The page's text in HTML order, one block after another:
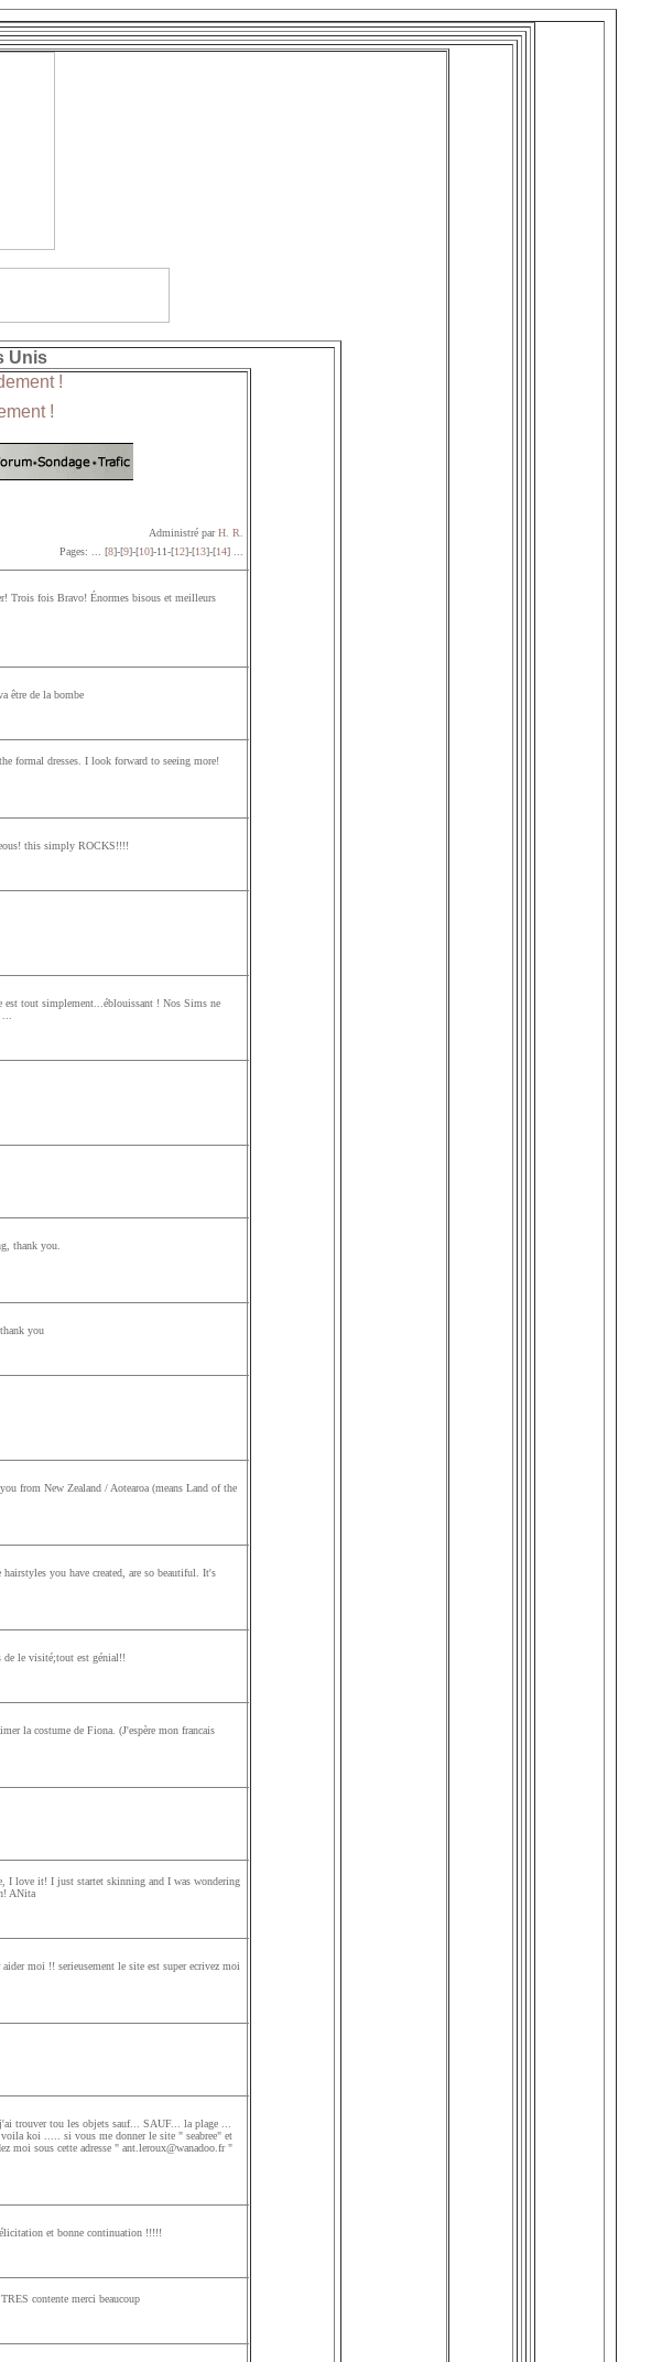
Unis
!
!
Administré parH. R.
Pages: ... [8]-[9]-[10]-11-[12]-[13]-[14] ...
Trois fois Bravo! Énormes bisous et meilleurs
être de la bombe
formal dresses. I look forward to seeing more!
this simply ROCKS!!!!
tout simplement...éblouissant ! Nos Sims ne
thank you.
you
from New Zealand / Aotearoa (means Land of the
you have created, are so beautiful. It's
de le visité;tout est génial!!
la costume de Fiona. (J'espère mon francais
I love it! I just startet skinning and I was wondering
ANita
moi !! serieusement le site est super ecrivez moi
trouver tou les objets sauf... SAUF... la plage ...
koi ..... si vous me donner le site " seabree" et
moi sous cette adresse " ant.leroux@wanadoo.fr "
et bonne continuation !!!!!
contente merci beaucoup